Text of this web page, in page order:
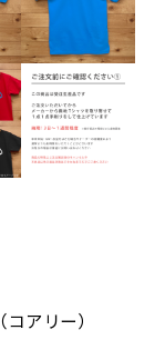
アリー）